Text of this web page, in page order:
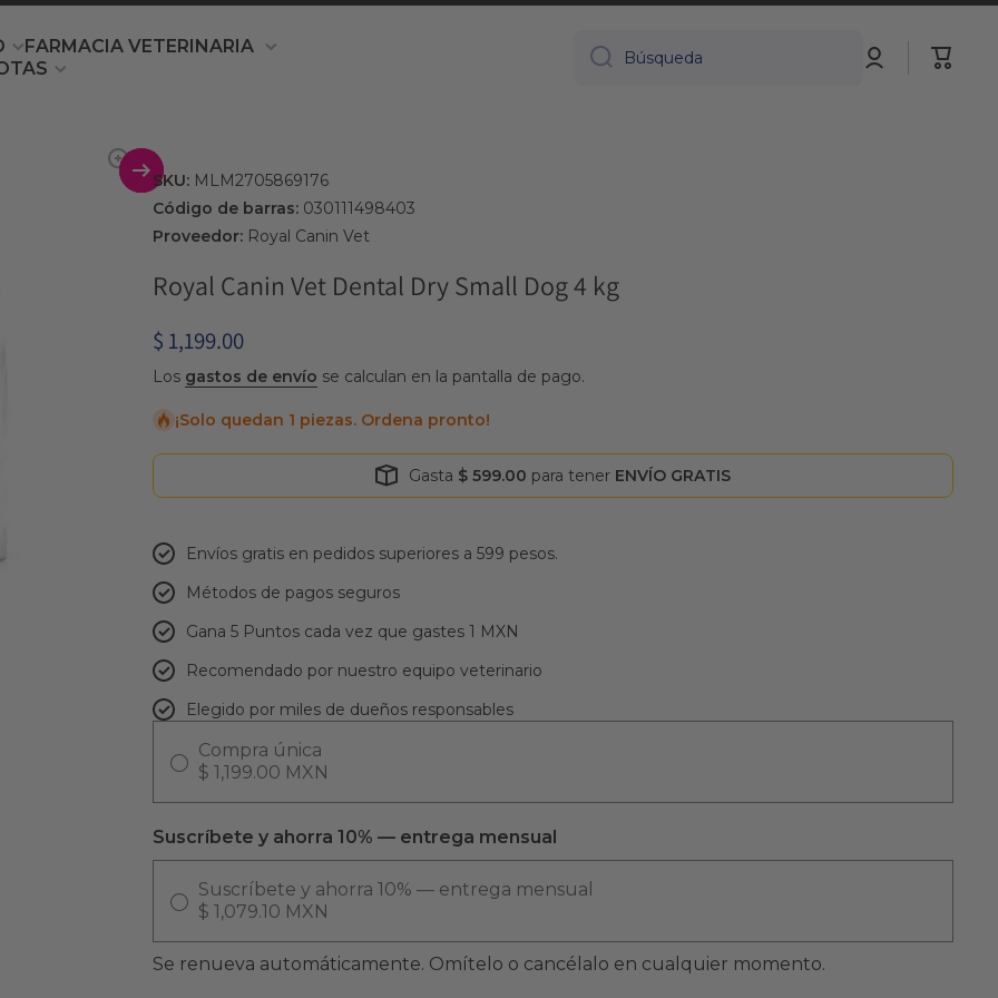
FARMACIA VETERINARIA
Búsqueda
Iniciar
sesión
Carrito
SKU: MLM2705869176
Código de barras:030111498403
Proveedor:Royal Canin Vet
Royal Canin Vet Dental Dry Small Dog 4 kg
$ 1,199.00
Los gastos de envío se calculan en la pantalla de pago.
¡Solo quedan 1 piezas. Ordena pronto!
Gasta $ 599.00 para tener ENVÍO GRATIS
Envíos gratis en pedidos superiores a 599 pesos.
Métodos de pagos seguros
Gana 5 Puntos cada vez que gastes 1 MXN
Recomendado por nuestro equipo veterinario
Elegido por miles de dueños responsables
Compra única
$ 1,199.00 MXN
Suscríbete y ahorra 10% — entrega mensual
Suscríbete y ahorra 10% — entrega mensual
$ 1,079.10 MXN
Se renueva automáticamente. Omítelo o cancélalo en cualquier momento.